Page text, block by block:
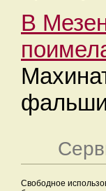
В
Свободное